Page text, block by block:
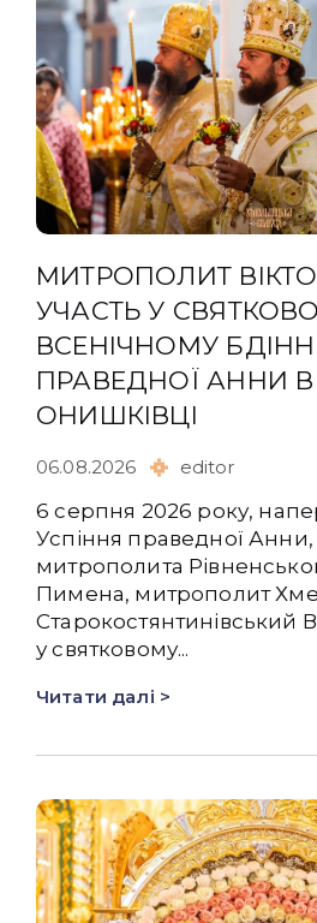
МИТРОПОЛИТ
УЧАСТЬ У
ВСЕНІЧНОМУ
ПРАВЕДНОЇ АННИ В
ОНИШКІВЦІ
06.08.2026 editor
6 серпня 2026 року,
Успіння праведної
митрополита
Пимена, митрополит
Старокостянтинівський
у святковому...
Читати далі >